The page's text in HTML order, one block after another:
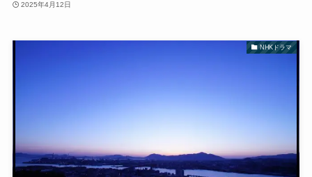
2025年4月12日
NHKドラマ